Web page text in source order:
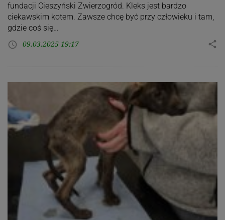
fundacji Cieszyński Zwierzogród. Kleks jest bardzo
ciekawskim kotem. Zawsze chcę być przy człowieku i tam,
gdzie coś się…
access_time 09.03.2025 19:17 share